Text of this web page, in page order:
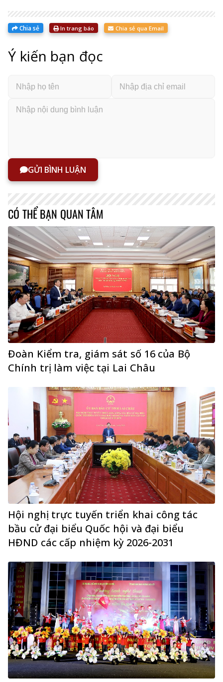
Chia sẻ In trang báo Chia sẻ qua Email
Ý kiến bạn đọc
GỬI BÌNH LUẬN
CÓ THỂ BẠN QUAN TÂM
Đoàn Kiểm tra, giám sát số 16 của Bộ
Chính trị làm việc tại Lai Châu
Hội nghị trực tuyến triển khai công tác
bầu cử đại biểu Quốc hội và đại biểu
HĐND các cấp nhiệm kỳ 2026-2031